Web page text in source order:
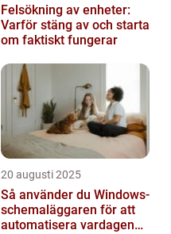
Felsökning av enheter:
Varför stäng av och starta
om faktiskt fungerar
20 augusti 2025
Så använder du Windows-
schemaläggaren för att
automatisera vardagen